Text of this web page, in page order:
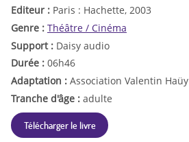
Editeur : Paris : Hachette, 2003
Genre : Théâtre / Cinéma
Support : Daisy audio
Durée : 06h46
Adaptation : Association Valentin Haüy
Tranche d'âge : adulte
Télécharger le livre